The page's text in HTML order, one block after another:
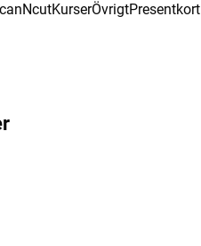
KurserÖvrigtPresentkort